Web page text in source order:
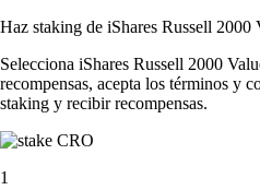
Haz staking de iShares Russell 2000
Selecciona iShares Russell 2000
recompensas, acepta los términos y
staking y recibir recompensas.
1